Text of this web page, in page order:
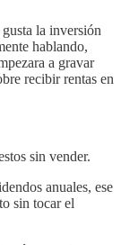
la inversión
hablando,
a gravar
recibir rentas en
sin vender.
anuales, ese
sin tocar el